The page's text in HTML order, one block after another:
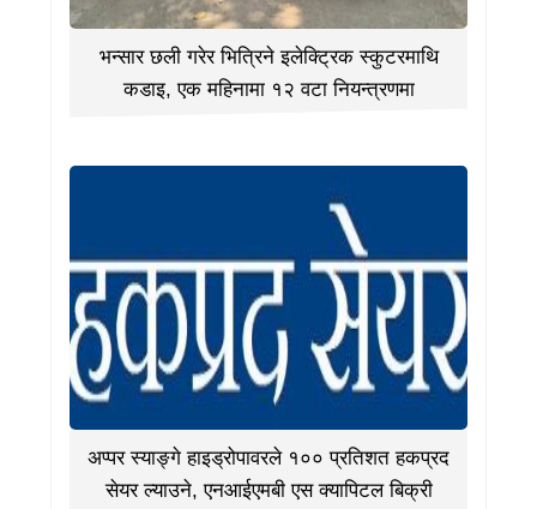
भन्सार छली गरेर भित्रिने इलेक्ट्रिक स्कुटरमाथि
कडाइ, एक महिनामा १२ वटा नियन्त्रणमा
अप्पर स्याङ्गे हाइड्रोपावरले १०० प्रतिशत हकप्रद
सेयर ल्याउने, एनआईएमबी एस क्यापिटल बिक्री